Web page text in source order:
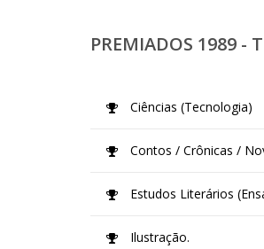
PREMIADOS 1989 -
Ciências (Tecnologia)
Contos / Crônicas /
Estudos Literários
Ilustração.